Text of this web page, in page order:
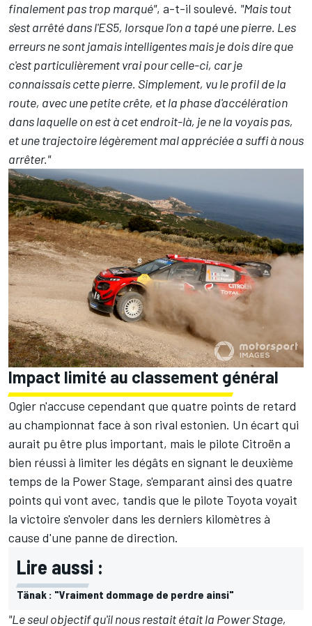
finalement pas trop marqué", a-t-il soulevé. "Mais tout
s'est arrêté dans l'ES5, lorsque l'on a tapé une pierre. Les
erreurs ne sont jamais intelligentes mais je dois dire que
c'est particulièrement vrai pour celle-ci, car je
connaissais cette pierre. Simplement, vu le profil de la
route, avec une petite crête, et la phase d'accélération
dans laquelle on est à cet endroit-là, je ne la voyais pas,
et une trajectoire légèrement mal appréciée a suffi à nous
arrêter."
Impact limité au classement général
Ogier n'accuse cependant que quatre points de retard
au championnat face à son rival estonien. Un écart qui
aurait pu être plus important, mais le pilote Citroën a
bien réussi à limiter les dégâts en signant le deuxième
temps de la Power Stage, s'emparant ainsi des quatre
points qui vont avec, tandis que le pilote Toyota voyait
la victoire s'envoler dans les derniers kilomètres à
cause d'une panne de direction.
Lire aussi :
Tänak : "Vraiment dommage de perdre ainsi"
"Le seul objectif qu'il nous restait était la Power Stage,